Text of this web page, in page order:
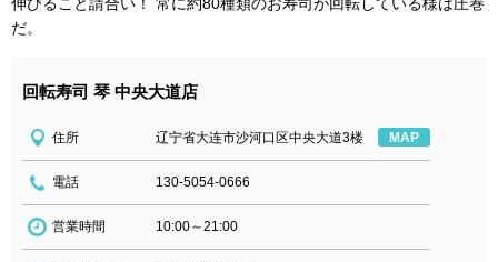
だ。
回転寿司 琴 中央大道店
住所 辽宁省大连市沙河口区中央大道3楼 MAP
電話 130-5054-0666
営業時間 10:00～21:00